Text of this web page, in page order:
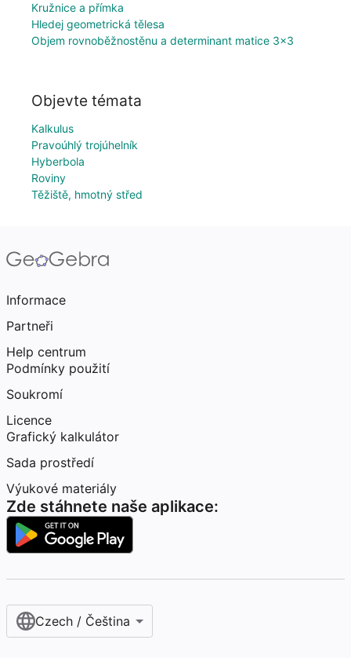
Kružnice a přímka
Hledej geometrická tělesa
Objem rovnoběžnostěnu a determinant matice 3×3
Objevte témata
Kalkulus
Pravoúhlý trojúhelník
Hyberbola
Roviny
Těžiště, hmotný střed
Informace
Partneři
Help centrum
Podmínky použití
Soukromí
Licence
Grafický kalkulátor
Sada prostředí
Výukové materiály
Zde stáhnete naše aplikace:
Czech / Čeština‎